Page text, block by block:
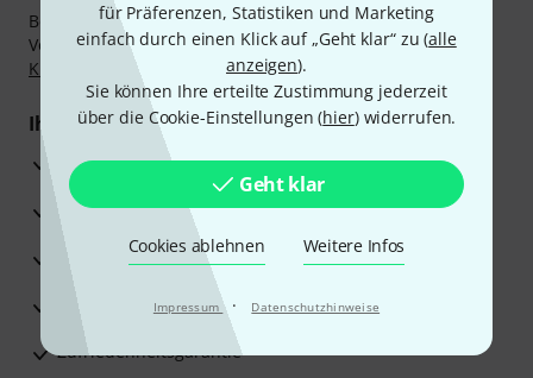
für Präferenzen, Statistiken und Marketing
einfach durch einen Klick auf „Geht klar“ zu (alle
anzeigen).
Sie können Ihre erteilte Zustimmung jederzeit
über die Cookie-Einstellungen (hier) widerrufen.
Geht klar
Cookies ablehnen Weitere Infos
Impressum · Datenschutzhinweise
Bezahlen Sie vertraulich und sicher per Nachnahme,
Vorkasse, PayPal, Amazon Pay,Klarna Sofort bezahlen
Klarna Ratenzahlung
oder Kreditkarte.
Ihre Vorteile
3 Jahre Thomann Garantie
30 Tage Money-Back-Garantie
Reparaturservice
Beratung durch Fachexperten
Zufriedenheitsgarantie